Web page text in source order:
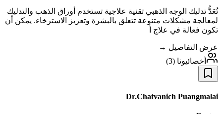
تُعَدُّ تدليك الوجه الذهبي تقنية علاجية تستخدم أوراق الذهب والتدليك
لمعالجة مشكلات متنوعة تتعلق بالبشرة وتعزيز الاسترخاء. يمكن أن
تكون فعالة في علاج أ
عرض التفاصيل →
أخصائيونا (
3
)
Dr.Chatvanich Puangmalai